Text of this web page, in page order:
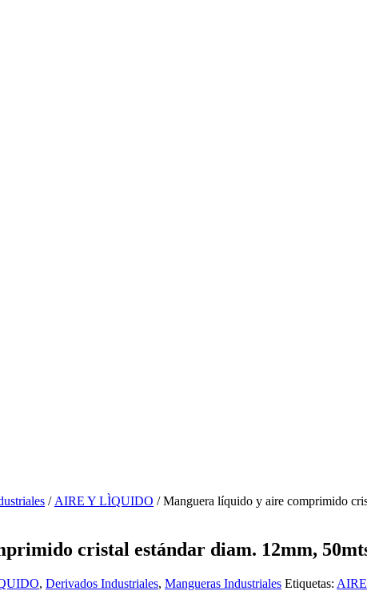
/ AIRE Y LÌQUIDO / Manguera líquido y aire comprimido
cristal estándar diam. 12mm,
, Derivados Industriales, Mangueras Industriales Etiquetas: